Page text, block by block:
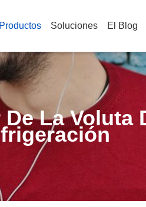
Productos Soluciones El Blog
La Voluta